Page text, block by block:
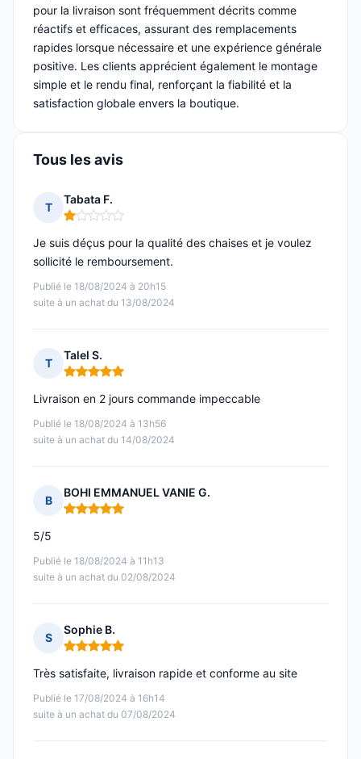
pour la livraison sont fréquemment décrits comme
réactifs et efficaces, assurant des remplacements
rapides lorsque nécessaire et une expérience générale
positive. Les clients apprécient également le montage
simple et le rendu final, renforçant la fiabilité et la
satisfaction globale envers la boutique.
Tous les avis
T
Tabata F.
Note : 1 sur 5
Publié le 18/08/2024 à 20h15
suite à un achat du 13/08/2024
Je suis déçus pour la qualité des chaises et je voulez
sollicité le remboursement.
T
Talel S.
Note : 5 sur 5
Publié le 18/08/2024 à 13h56
suite à un achat du 14/08/2024
Livraison en 2 jours commande impeccable
B
BOHI EMMANUEL VANIE G.
Note : 5 sur 5
Publié le 18/08/2024 à 11h13
suite à un achat du 02/08/2024
5/5
S
Sophie B.
Note : 5 sur 5
Publié le 17/08/2024 à 16h14
suite à un achat du 07/08/2024
Très satisfaite, livraison rapide et conforme au site